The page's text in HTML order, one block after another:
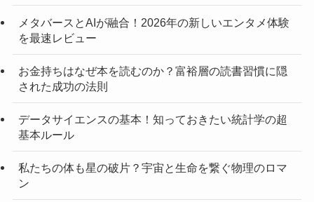
メタバースとAIが融合！2026年の新しいエンタメ体験
を最速レビュー
お金持ちはなぜ本を読むのか？富裕層の読書習慣に隠
された成功の法則
データサイエンスの基本！知っておきたい統計学の超
基本ルール
私たちの体も星の破片？宇宙と生命を繋ぐ物理のロマ
ン